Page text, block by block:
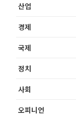
산업
경제
국제
정치
사회
오피니언